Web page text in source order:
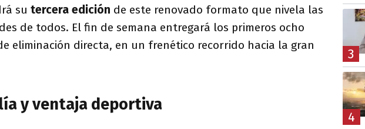
su tercera edición de este renovado formato que nivela las
de todos. El fin de semana entregará los primeros ocho
eliminación directa, en un frenético recorrido hacia la gran
y ventaja deportiva
3
4